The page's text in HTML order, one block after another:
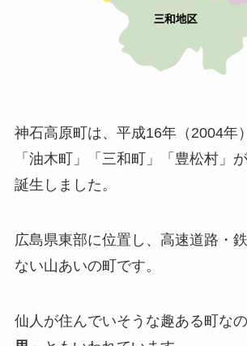
神石高原町は、平成16年（2004年
「油木町」「三和町」「豊松村」
誕生しました。
広島県東部に位置し、高速道路・
ない山あいの町です。
仙人が住んでいそうな趣ある町な